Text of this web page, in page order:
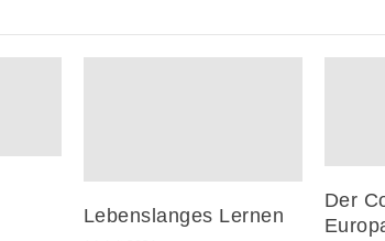
Lebenslanges Lernen
Der